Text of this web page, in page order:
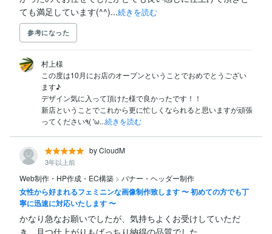
ても満足しています(^^)...続きを読む
参考になった
村上様
この度は10月にお店のオープンということでおめでとうござい
ます♪
デザイン気に入って頂けた様で良かったです！！
新店ということでこれから更に忙しくなられると思いますが頑張
ってください٩( 'ω...続きを読む
by CloudM
3年以上前
Web制作・HP作成・EC構築 > バナー・ヘッダー制作
女性から好まれるフェミニンな画像制作致します 〜 初めての方でも丁
寧に迅速に対応いたします 〜
かなり急なお願いでしたが、気持ちよくお受けしていただ